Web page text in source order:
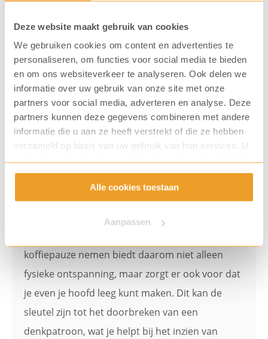
Deze website maakt gebruik van cookies
We gebruiken cookies om content en advertenties te
personaliseren, om functies voor social media te bieden
en om ons websiteverkeer te analyseren. Ook delen we
informatie over uw gebruik van onze site met onze
partners voor social media, adverteren en analyse. Deze
partners kunnen deze gegevens combineren met andere
informatie die u aan ze heeft verstrekt of die ze hebben
verzameld op basis van uw gebruik van hun services. U
gaat akkoord met onze cookies als u onze website blijft
gebruiken.
Alle cookies toestaan
Aanpassen
4. Een koffiebreak geeft nieuwe
koffiepauze nemen biedt daarom niet alleen
fysieke ontspanning, maar zorgt er ook voor dat
je even je hoofd leeg kunt maken. Dit kan de
sleutel zijn tot het doorbreken van een
denkpatroon, wat je helpt bij het inzien van